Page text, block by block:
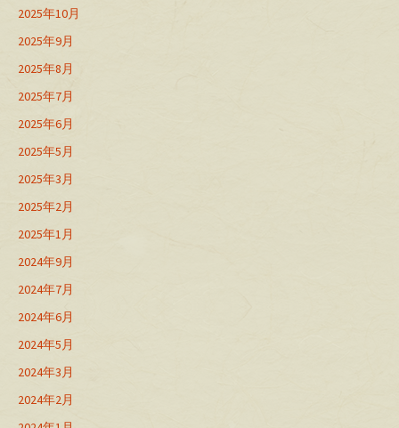
2025年10月
2025年9月
2025年8月
2025年7月
2025年6月
2025年5月
2025年3月
2025年2月
2025年1月
2024年9月
2024年7月
2024年6月
2024年5月
2024年3月
2024年2月